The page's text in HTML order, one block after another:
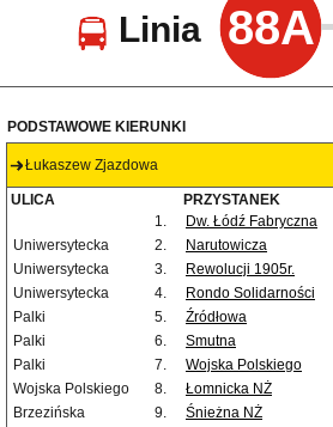
Linia 88A
PODSTAWOWE KIERUNKI
Łukaszew Zjazdowa
ULICA PRZYSTANEK
1.
Dw. Łódź Fabryczna
Uniwersytecka
2. Narutowicza
Uniwersytecka
3. Rewolucji 1905r.
Uniwersytecka
4. Rondo Solidarności
Palki
5. Źródłowa
Palki
6. Smutna
Palki
7. Wojska Polskiego
Wojska Polskiego
8. Łomnicka NŻ
Brzezińska
9. Śnieżna NŻ